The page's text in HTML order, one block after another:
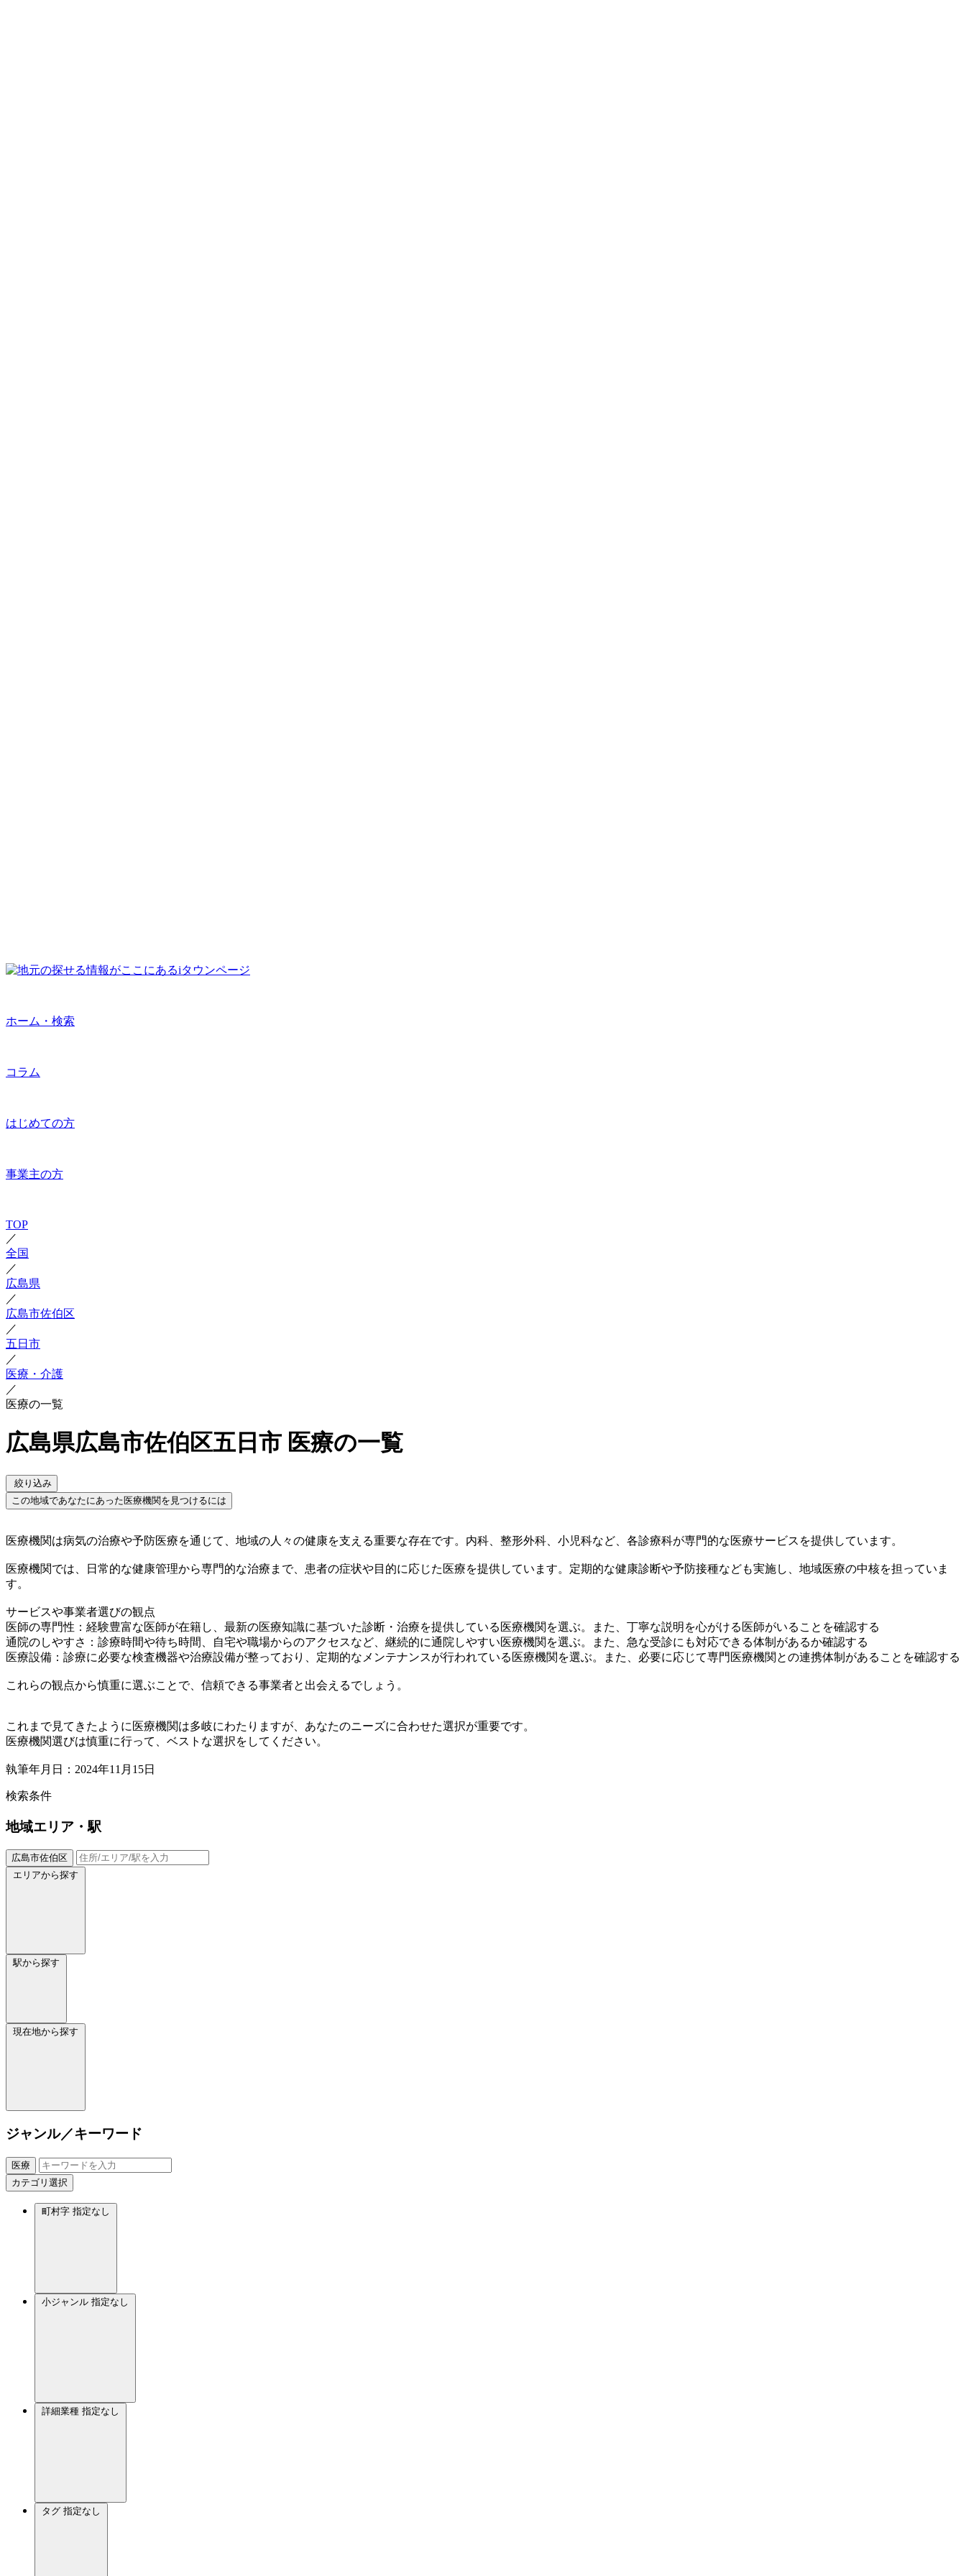
ホーム・検索
コラム
はじめての方
事業主の方
TOP
／
全国
／
広島県
／
広島市佐伯区
／
五日市
／
医療・介護
／
医療の一覧
広島県広島市佐伯区五日市 医療の一覧
絞り込み
この地域であなたにあった医療機関を見つけるには
医療機関は病気の治療や予防医療を通じて、地域の人々の健康を支える重要な存在です。内科、整形外科、小児科など、各診療科が専門的な医療サービスを提供しています。
医療機関では、日常的な健康管理から専門的な治療まで、患者の症状や目的に応じた医療を提供しています。定期的な健康診断や予防接種なども実施し、地域医療の中核を担っていま
す。
サービスや事業者選びの観点
医師の専門性：経験豊富な医師が在籍し、最新の医療知識に基づいた診断・治療を提供している医療機関を選ぶ。また、丁寧な説明を心がける医師がいることを確認する
通院のしやすさ：診療時間や待ち時間、自宅や職場からのアクセスなど、継続的に通院しやすい医療機関を選ぶ。また、急な受診にも対応できる体制があるか確認する
医療設備：診療に必要な検査機器や治療設備が整っており、定期的なメンテナンスが行われている医療機関を選ぶ。また、必要に応じて専門医療機関との連携体制があることを確認する
これらの観点から慎重に選ぶことで、信頼できる事業者と出会えるでしょう。
これまで見てきたように医療機関は多岐にわたりますが、あなたのニーズに合わせた選択が重要です。
医療機関選びは慎重に行って、ベストな選択をしてください。
執筆年月日：2024年11月15日
検索条件
地域エリア・駅
広島市佐伯区
エリアから探す
駅から探す
現在地から探す
ジャンル／キーワード
医療
カテゴリ選択
町村字 指定なし
小ジャンル 指定なし
詳細業種 指定なし
タグ 指定なし